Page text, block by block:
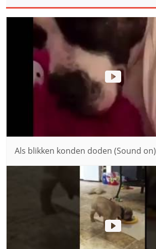
Als blikken konden doden (Sound on)